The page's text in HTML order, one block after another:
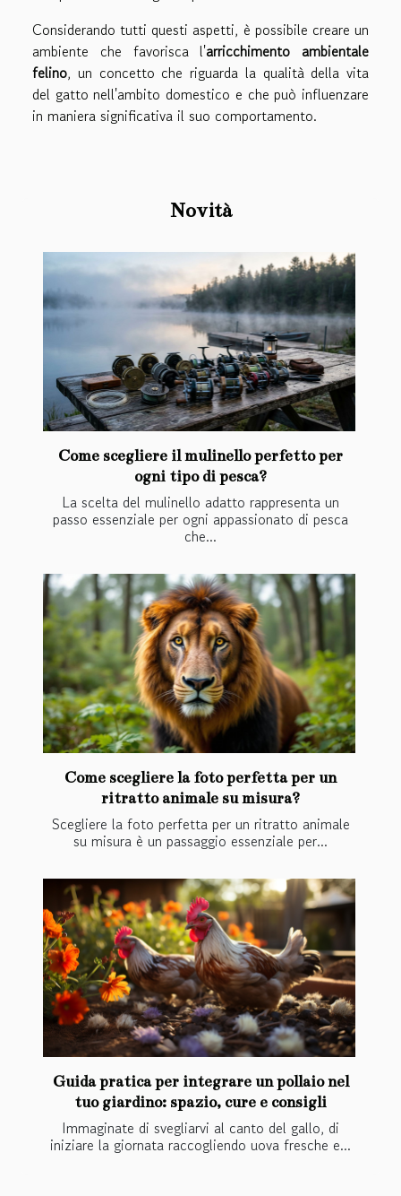
Considerando tutti questi aspetti, è possibile creare un
ambiente che favorisca l'arricchimento ambientale
felino, un concetto che riguarda la qualità della vita
del gatto nell'ambito domestico e che può influenzare
in maniera significativa il suo comportamento.
Novità
Come scegliere il mulinello perfetto per
ogni tipo di pesca?
La scelta del mulinello adatto rappresenta un
passo essenziale per ogni appassionato di pesca
che...
Come scegliere la foto perfetta per un
ritratto animale su misura?
Scegliere la foto perfetta per un ritratto animale
su misura è un passaggio essenziale per...
Guida pratica per integrare un pollaio nel
tuo giardino: spazio, cure e consigli
Immaginate di svegliarvi al canto del gallo, di
iniziare la giornata raccogliendo uova fresche e...